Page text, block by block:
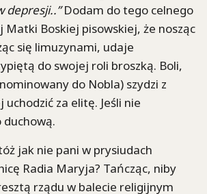
depresji..”Dodam do tego celnego
Matki Boskiej pisowskiej, że nosząc
się limuzynami, udaje
do swojej roli broszką. Boli,
do Nobla) szydzi z
uchodzić za elitę. Jeśli nie
jak nie pani w prysiudach
Radia Maryja? Tańcząc, niby
rządu w balecie religijnym